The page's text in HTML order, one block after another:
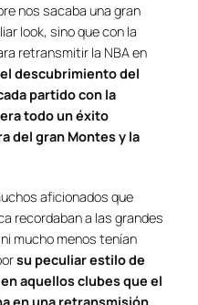
nos sacaba una gran
look, sino que con la
retransmitir la NBA en
el descubrimiento del
partido con la
todo un éxito
del gran Montes y la
aficionados que
recordaban a las grandes
mucho menos tenían
su peculiar estilo de
aquellos clubes que el